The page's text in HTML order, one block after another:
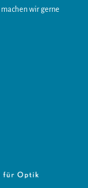
wir gerne